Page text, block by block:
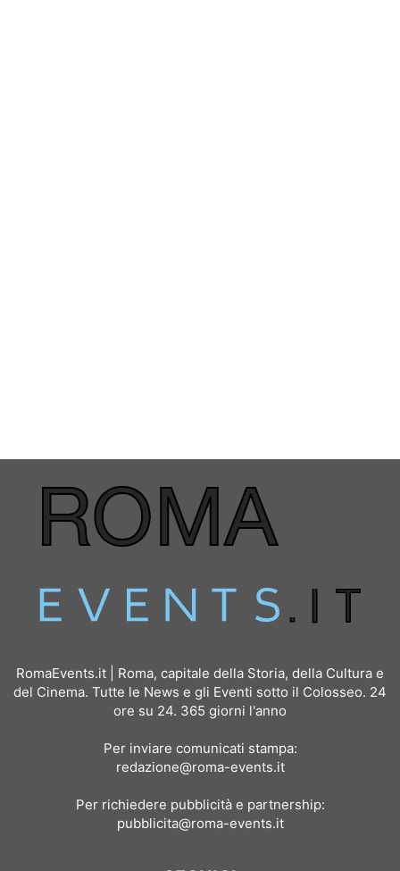
RomaEvents.it | Roma, capitale della Storia, della Cultura e
del Cinema. Tutte le News e gli Eventi sotto il Colosseo. 24
ore su 24. 365 giorni l'anno
Per inviare comunicati stampa:
redazione@roma-events.it
Per richiedere pubblicità e partnership:
pubblicita@roma-events.it